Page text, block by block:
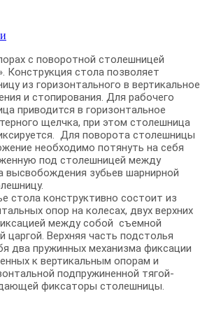
с поворотной столешницей
Конструкция стола позволяет
из горизонтального в вертикальное
и стопирования. Для рабочего
приводится в горизонтальное
щелчка, при этом столешница
Для поворота столешницы
необходимо потянуть на себя
под столешницей между
зубьев шарнирной
стола конструктивно состоит из
опор на колесах, двух верхних
между собой съемной
царгой. Верхняя часть подстолья
два пружинных механизма фиксации
к вертикальным опорам и
подпружиненной тягой-
фиксаторы столешницы.